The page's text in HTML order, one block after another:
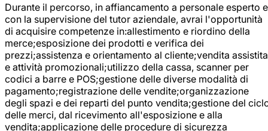
Durante il percorso, in affiancamento a personale esperto e
con la supervisione del tutor aziendale, avrai l'opportunità
di acquisire competenze in:allestimento e riordino della
merce;esposizione dei prodotti e verifica dei
prezzi;assistenza e orientamento al cliente;vendita assistita
e attività promozionali;utilizzo della cassa, scanner per
codici a barre e POS;gestione delle diverse modalità di
pagamento;registrazione delle vendite;organizzazione
degli spazi e dei reparti del punto vendita;gestione del
delle merci, dal ricevimento all'esposizione e alla
vendita;applicazione delle procedure di sicurezza